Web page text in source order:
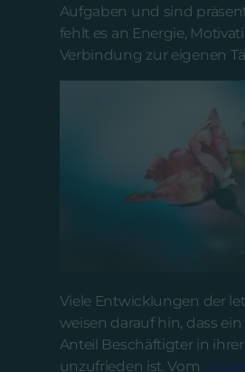
Aufgaben und sind
fehlt es an Energie,
Verbindung zur eigenen
Viele Entwicklungen der
weisen darauf hin, dass
Anteil Beschäftigter in
unzufrieden ist. Vom